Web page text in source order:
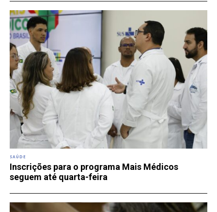
SAÚDE
Inscrições para o programa Mais Médicos
seguem até quarta-feira